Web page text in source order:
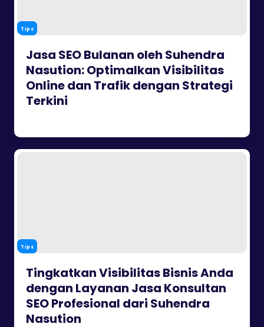
Tips
Jasa SEO Bulanan oleh Suhendra
Nasution: Optimalkan Visibilitas
Online dan Trafik dengan Strategi
Terkini
Tips
Tingkatkan Visibilitas Bisnis Anda
dengan Layanan Jasa Konsultan
SEO Profesional dari Suhendra
Nasution